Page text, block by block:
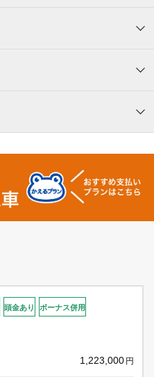
頭金あり ボーナス併用
1,223,000 円